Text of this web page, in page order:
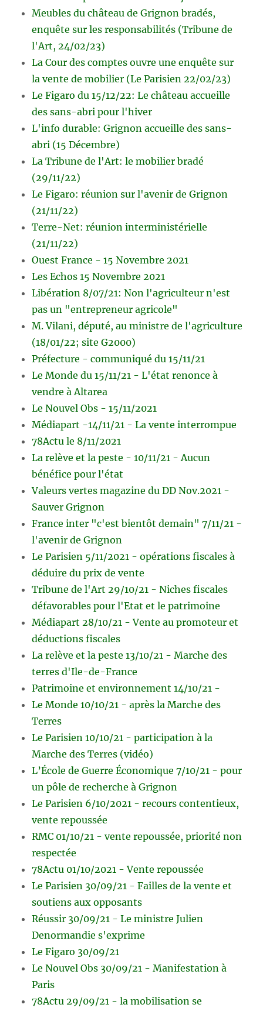
Meubles du château de Grignon bradés,
enquête sur les responsabilités (Tribune de
l'Art, 24/02/23)
La Cour des comptes ouvre une enquête sur
la vente de mobilier (Le Parisien 22/02/23)
Le Figaro du 15/12/22: Le château accueille
des sans-abri pour l'hiver
L'info durable: Grignon accueille des sans-
abri (15 Décembre)
La Tribune de l'Art: le mobilier bradé
(29/11/22)
Le Figaro: réunion sur l'avenir de Grignon
(21/11/22)
Terre-Net: réunion interministérielle
(21/11/22)
Ouest France - 15 Novembre 2021
Les Echos 15 Novembre 2021
Libération 8/07/21: Non l'agriculteur n'est
pas un "entrepreneur agricole"
M. Vilani, député, au ministre de l'agriculture
(18/01/22; site G2000)
Préfecture - communiqué du 15/11/21
Le Monde du 15/11/21 - L'état renonce à
vendre à Altarea
Le Nouvel Obs - 15/11/2021
Médiapart -14/11/21 - La vente interrompue
78Actu le 8/11/2021
La relève et la peste - 10/11/21 - Aucun
bénéfice pour l'état
Valeurs vertes magazine du DD Nov.2021 -
Sauver Grignon
France inter "c'est bientôt demain" 7/11/21 -
l'avenir de Grignon
Le Parisien 5/11/2021 - opérations fiscales à
déduire du prix de vente
Tribune de l'Art 29/10/21 - Niches fiscales
défavorables pour l'Etat et le patrimoine
Médiapart 28/10/21 - Vente au promoteur et
déductions fiscales
La relève et la peste 13/10/21 - Marche des
terres d'Ile-de-France
Patrimoine et environnement 14/10/21 -
Le Monde 10/10/21 - après la Marche des
Terres
Le Parisien 10/10/21 - participation à la
Marche des Terres (vidéo)
L’École de Guerre Économique 7/10/21 - pour
un pôle de recherche à Grignon
Le Parisien 6/10/2021 - recours contentieux,
vente repoussée
RMC 01/10/21 - vente repoussée, priorité non
respectée
78Actu 01/10/2021 - Vente repoussée
Le Parisien 30/09/21 - Failles de la vente et
soutiens aux opposants
Réussir 30/09/21 - Le ministre Julien
Denormandie s'exprime
Le Figaro 30/09/21
Le Nouvel Obs 30/09/21 - Manifestation à
Paris
78Actu 29/09/21 - la mobilisation se